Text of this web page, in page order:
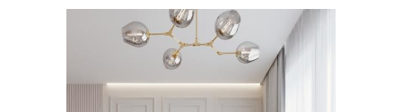
Классические шторы Итальянские шторы